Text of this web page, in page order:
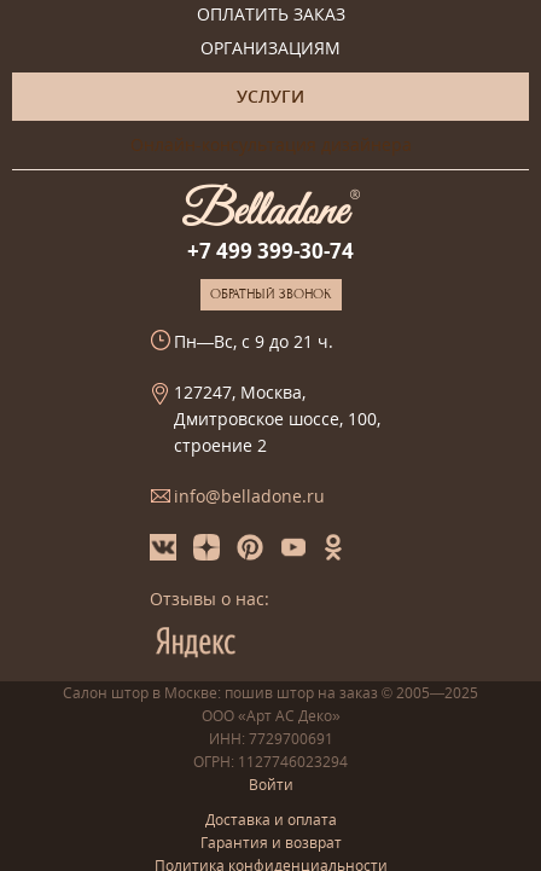
ОПЛАТИТЬ ЗАКАЗ
ОРГАНИЗАЦИЯМ
УСЛУГИ
Онлайн-консультация дизайнера
+7 499 399-30-74
ОБРАТНЫЙ ЗВОНОК
Пн—Вс, с 9 до 21 ч.
127247, Москва,
Дмитровское шоссе, 100,
строение 2
info@belladone.ru
Отзывы о нас:
Салон штор в Москве: пошив штор на заказ © 2005—2025
ООО «Арт АС Деко»
ИНН: 7729700691
ОГРН: 1127746023294
Войти
Доставка и оплата
Гарантия и возврат
Политика конфиденциальности